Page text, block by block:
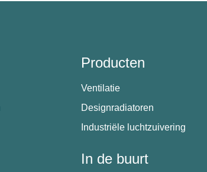
Producten
Ventilatie
Designradiatoren
Industriële luchtzuivering
In de buurt